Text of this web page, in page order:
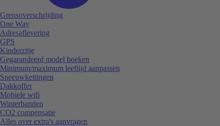
Grensoverschrijding
One Way
Adresaflevering
GPS
Kinderzitje
Gegarandeerd model boeken
Minimum/maximum leeftijd aanpassen
Sneeuwkettingen
Dakkoffer
Mobiele wifi
Winterbanden
CO2 compensatie
Alles over extra's aanvragen